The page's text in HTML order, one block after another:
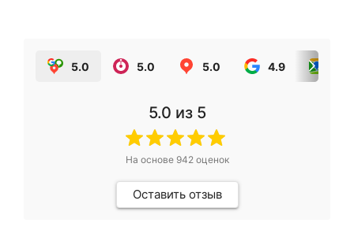
5.0 5.0 5.0 4.9
5.0 из 5
На основе 942оценок
Оставить отзыв